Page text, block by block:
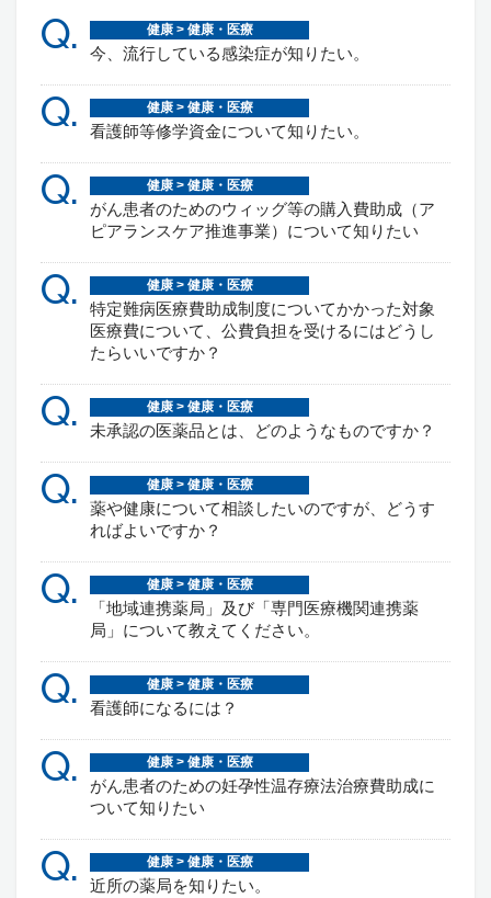
Q. 健康 > 健康・医療
今、流行している感染症が知りたい。
Q. 健康 > 健康・医療
看護師等修学資金について知りたい。
Q. 健康 > 健康・医療
がん患者のためのウィッグ等の購入費助成（ア
ピアランスケア推進事業）について知りたい
Q. 健康 > 健康・医療
特定難病医療費助成制度についてかかった対象
医療費について、公費負担を受けるにはどうし
たらいいですか？
Q. 健康 > 健康・医療
未承認の医薬品とは、どのようなものですか？
Q. 健康 > 健康・医療
薬や健康について相談したいのですが、どうす
ればよいですか？
Q. 健康 > 健康・医療
「地域連携薬局」及び「専門医療機関連携薬
局」について教えてください。
Q. 健康 > 健康・医療
看護師になるには？
Q. 健康 > 健康・医療
がん患者のための妊孕性温存療法治療費助成に
ついて知りたい
Q. 健康 > 健康・医療
近所の薬局を知りたい。